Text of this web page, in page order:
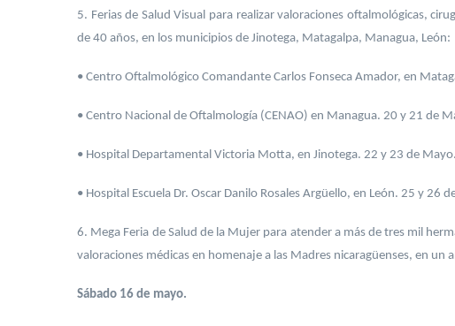
5. Ferias de Salud Visual para realizar valoraciones oftalmológicas,
de 40 años, en los municipios de Jinotega, Matagalpa, Managua, León:
• Centro Oftalmológico Comandante Carlos Fonseca Amador, en
• Centro Nacional de Oftalmología (CENAO) en Managua. 20 y 21 de
• Hospital Departamental Victoria Motta, en Jinotega. 22 y 23 de Mayo.
• Hospital Escuela Dr. Oscar Danilo Rosales Argüello, en León. 25 y 26
6. Mega Feria de Salud de la Mujer para atender a más de tres mil
valoraciones médicas en homenaje a las Madres nicaragüenses, en
Sábado 16 de mayo.